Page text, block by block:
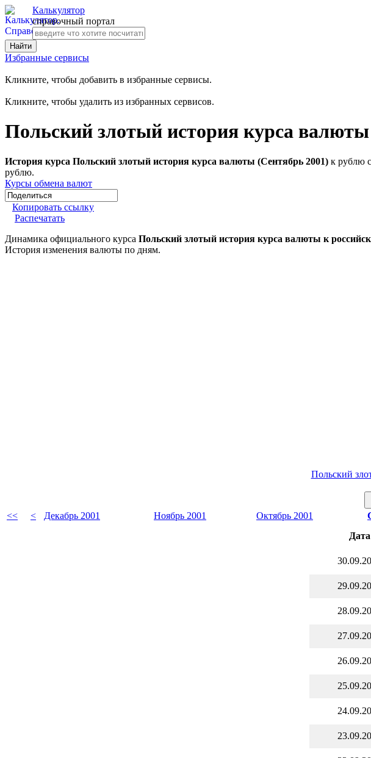
Калькулятор
справочный портал
Избранные сервисы
Кликните, чтобы добавить в избранные сервисы.
Кликните, чтобы удалить из избранных сервисов.
Польский злотый история курса
История курса Польский злотый история курса валюты (Сентябрь 2001) к рублю
рублю.
Курсы обмена валют
Копировать ссылку
Распечатать
Динамика официального курса Польский злотый история курса валюты к
История изменения валюты по дням.
Польский
<< < Декабрь 2001 Ноябрь 2001 Октябрь 2001
Дата